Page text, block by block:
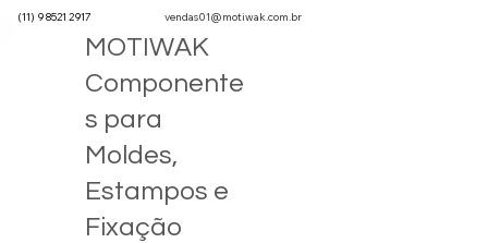
(11) 9 8521 2917 vendas01@motiwak.com.br
MOTIWAK
Componente
s para
Moldes,
Estampos e
Fixação